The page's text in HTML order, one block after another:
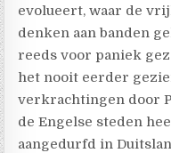
evolueert, waar de
denken aan banden
reeds voor paniek
het nooit eerder
verkrachtingen door
de Engelse steden
aangedurfd in